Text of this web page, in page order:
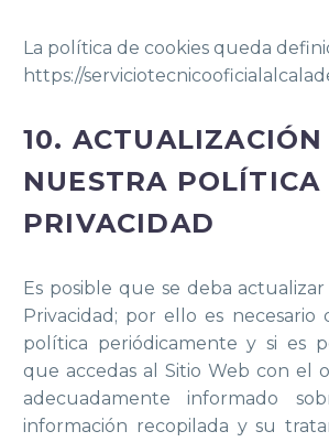
La política de cookies queda
https://
10. ACTUALIZACIÓN
NUESTRA POLÍTICA
PRIVACIDAD
Es posible que se deba
Privacidad; por ello es necesario
política periódicamente y si es
que accedas al Sitio Web con el
adecuadamente informado
información recopilada y su